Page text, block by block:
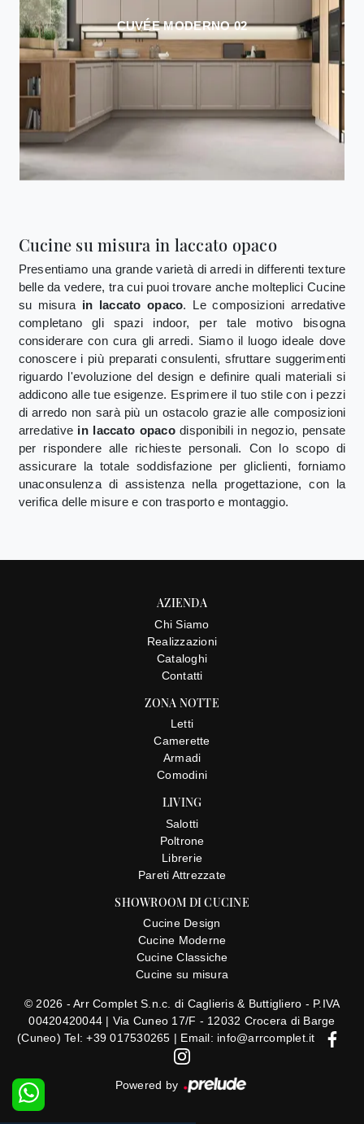
CUVÉE MODERNO 02
Cucine su misura in laccato opaco
Presentiamo una grande varietà di arredi in differenti texture
belle da vedere, tra cui puoi trovare anche molteplici Cucine
su misura in laccato opaco. Le composizioni arredative
completano gli spazi indoor, per tale motivo bisogna
considerare con cura gli arredi. Siamo il luogo ideale dove
conoscere i più preparati consulenti, sfruttare suggerimenti
riguardo l'evoluzione del design e definire quali materiali si
addicono alle tue esigenze. Esprimere il tuo stile con i pezzi
di arredo non sarà più un ostacolo grazie alle composizioni
arredative in laccato opacodisponibili in negozio, pensate
per rispondere alle richieste personali. Con lo scopo di
assicurare la totale soddisfazione per gliclienti, forniamo
unaconsulenza di assistenza nella progettazione, con la
verifica delle misure e con trasporto e montaggio.
SHOWROOM DI CUCINE
Cucine Design
Cucine Moderne
Cucine Classiche
Cucine su misura
LIVING
Salotti
Poltrone
Librerie
Pareti Attrezzate
ZONA NOTTE
Letti
Camerette
Armadi
Comodini
AZIENDA
Chi Siamo
Realizzazioni
Cataloghi
Contatti
© 2026 - Arr Complet S.n.c. di Caglieris & Buttigliero - P.IVA
00420420044 | Via Cuneo 17/F - 12032 Crocera di Barge
(Cuneo) Tel: +39 017530265 | Email: info@arrcomplet.it
Powered by